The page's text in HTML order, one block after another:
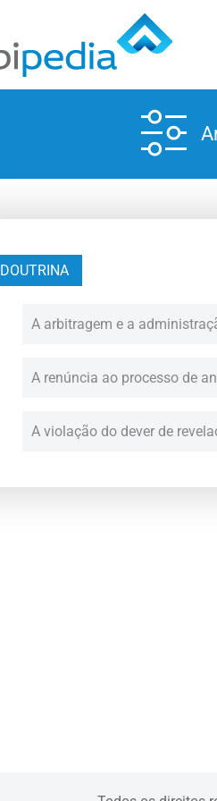
DOUTRINA
A arbitragem e a
A renúncia ao processo de
A violação do dever de